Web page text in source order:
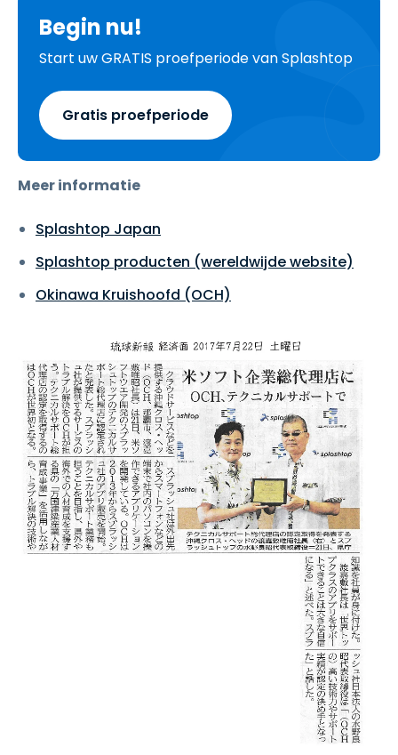
Begin nu!
Start uw GRATIS proefperiode van Splashtop
Gratis proefperiode
Meer informatie
Splashtop Japan
Splashtop producten (wereldwijde website)
Okinawa Kruishoofd (OCH)